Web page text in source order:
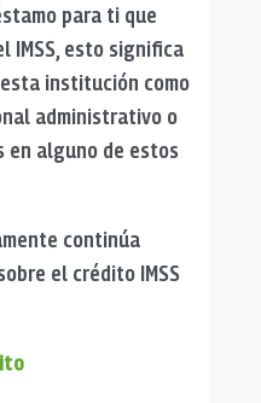
para ti que
IMSS, esto significa
esta institución como
administrativo o
en alguno de estos
continúa
el crédito IMSS